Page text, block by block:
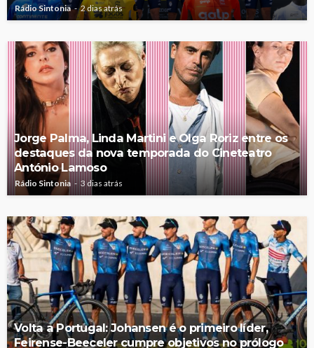
Rádio Sintonia 2 dias atrás
Jorge Palma, Linda Martini e Olga Roriz entre os
destaques da nova temporada do Cineteatro
António Lamoso
Rádio Sintonia 3 dias atrás
Volta a Portugal: Johansen é o primeiro líder,
Feirense-Beeceler cumpre objetivos no prólogo